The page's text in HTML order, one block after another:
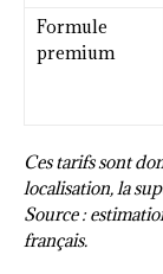
Formule
premium
Ces tarifs sont
localisation, la
Source :
français.